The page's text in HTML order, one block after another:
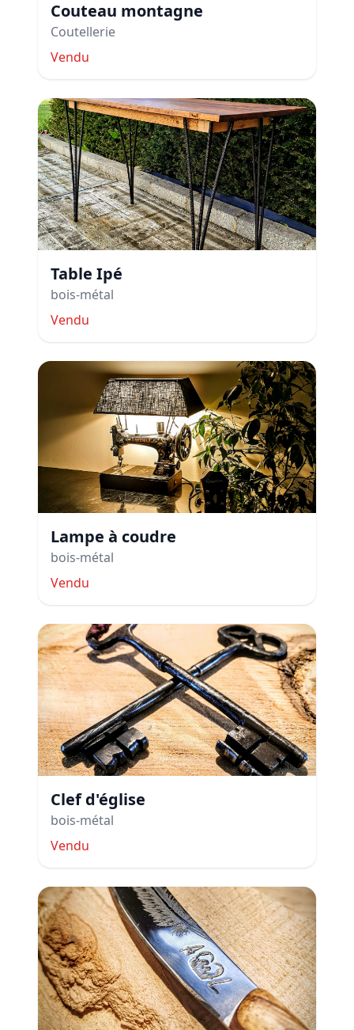
Couteau montagne
Coutellerie
Vendu
Table Ipé
bois-métal
Vendu
Lampe à coudre
bois-métal
Vendu
Clef d'église
bois-métal
Vendu